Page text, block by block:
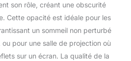
plastique qui apportent
une meilleure
Installation facile. Vous
pourrez installer vos
stores enrouleurs aussi
son rôle, créant une obscurité
Cette opacité est idéale pour les
un sommeil non perturbé
pour une salle de projection où
sur un écran. La qualité de la